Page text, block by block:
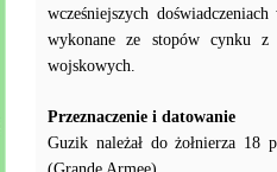
wcześniejszych
wykonane ze stopów cynku z
wojskowych.
Przeznaczenie i datowanie
Guzik należał do żołnierza